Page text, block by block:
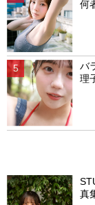
何
バ
理
真